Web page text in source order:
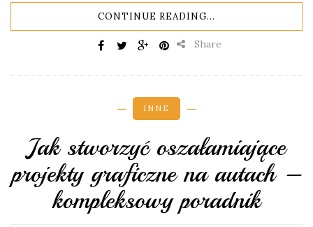
CONTINUE READING...
Share
INNE
Jak stworzyć oszałamiające
projekty graficzne na autach –
kompleksowy poradnik